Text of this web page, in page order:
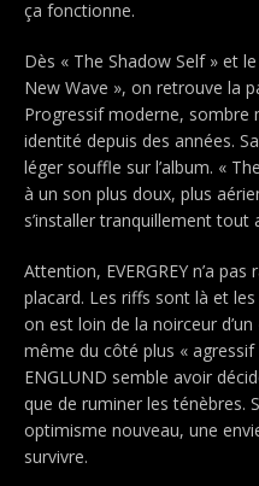
ça fonctionne.
Dès « The Shadow Self » et
New Wave », on retrouve la
Progressif moderne, sombre
identité depuis des années.
léger souffle sur l’album. «
à un son plus doux, plus
s’installer tranquillement tout
Attention, EVERGREY n’a
placard. Les riffs sont là et
on est loin de la noirceur
même du côté plus «
ENGLUND semble avoir
que de ruminer les ténèbres.
optimisme nouveau, une
survivre.